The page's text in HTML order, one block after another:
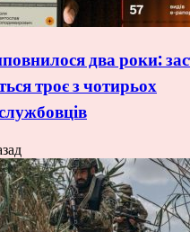
два роки:
троє з чотирьох